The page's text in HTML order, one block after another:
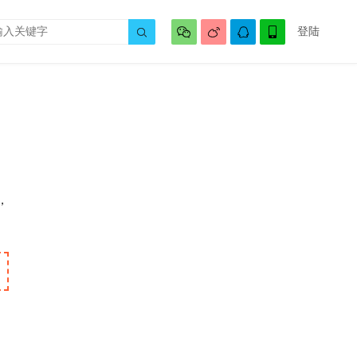
登陆
   
